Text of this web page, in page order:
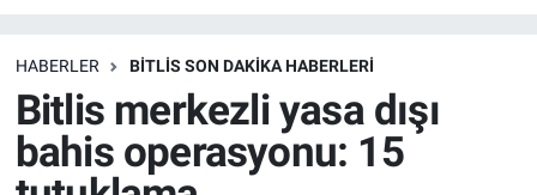
HABERLER BITLIS SON DAKIKA HABERLERI
Bitlis merkezli yasa dışı
bahis operasyonu: 15
Eğitim
Ekonomi
Son Dakika Haberleri
Haber Arşivi